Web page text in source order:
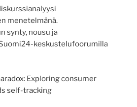
menetelmänä.
synty, nousu ja
keskustelufoorumilla
Exploring consumer
self-tracking